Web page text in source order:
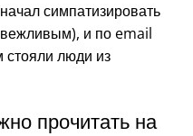
начал симпатизировать
и по email
стояли люди из
прочитать на